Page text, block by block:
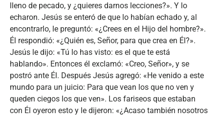
lleno de pecado, y ¿quieres darnos lecciones?». Y lo
echaron. Jesús se enteró de que lo habían echado y, al
encontrarlo, le preguntó: «¿Crees en el Hijo del hombre?».
Él respondió: «¿Quién es, Señor, para que crea en Él?».
Jesús le dijo: «Tú lo has visto: es el que te está
hablando». Entonces él exclamó: «Creo, Señor», y se
postró ante Él. Después Jesús agregó: «He venido a este
mundo para un juicio: Para que vean los que no ven y
queden ciegos los que ven». Los fariseos que estaban
con Él oyeron esto y le dijeron: «¿Acaso también nosotros